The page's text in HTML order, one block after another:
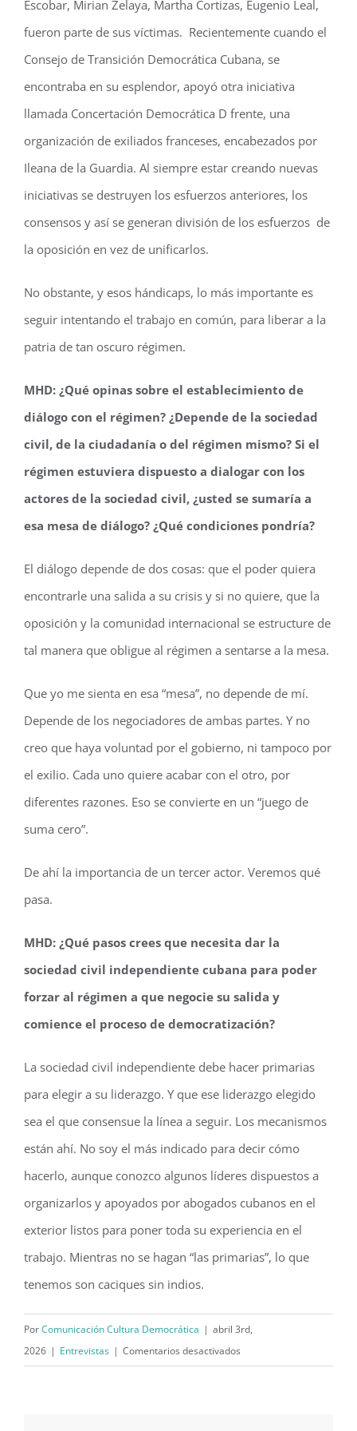
Escobar, Mirian Zelaya, Martha Cortizas, Eugenio Leal,
fueron parte de sus víctimas. Recientemente cuando el
Consejo de Transición Democrática Cubana, se
encontraba en su esplendor, apoyó otra iniciativa
llamada Concertación Democrática D frente, una
organización de exiliados franceses, encabezados por
Ileana de la Guardia. Al siempre estar creando nuevas
iniciativas se destruyen los esfuerzos anteriores, los
consensos y así se generan división de los esfuerzos de
la oposición en vez de unificarlos.
No obstante, y esos hándicaps, lo más importante es
seguir intentando el trabajo en común, para liberar a la
patria de tan oscuro régimen.
MHD: ¿Qué opinas sobre el establecimiento de
diálogo con el régimen? ¿Depende de la sociedad
civil, de la ciudadanía o del régimen mismo? Si el
régimen estuviera dispuesto a dialogar con los
actores de la sociedad civil, ¿usted se sumaría a
esa mesa de diálogo? ¿Qué condiciones pondría?
El diálogo depende de dos cosas: que el poder quiera
encontrarle una salida a su crisis y si no quiere, que la
oposición y la comunidad internacional se estructure de
tal manera que obligue al régimen a sentarse a la mesa.
Que yo me sienta en esa “mesa”, no depende de mí.
Depende de los negociadores de ambas partes. Y no
creo que haya voluntad por el gobierno, ni tampoco por
el exilio. Cada uno quiere acabar con el otro, por
diferentes razones. Eso se convierte en un “juego de
suma cero”.
De ahí la importancia de un tercer actor. Veremos qué
pasa.
MHD: ¿Qué pasos crees que necesita dar la
sociedad civil independiente cubana para poder
forzar al régimen a que negocie su salida y
comience el proceso de democratización?
La sociedad civil independiente debe hacer primarias
para elegir a su liderazgo. Y que ese liderazgo elegido
sea el que consensue la línea a seguir. Los mecanismos
están ahí. No soy el más indicado para decir cómo
hacerlo, aunque conozco algunos líderes dispuestos a
organizarlos y apoyados por abogados cubanos en el
exterior listos para poner toda su experiencia en el
trabajo. Mientras no se hagan “las primarias”, lo que
tenemos son caciques sin indios.
PorComunicación Cultura Democrática | abril 3rd,
2026 | Entrevistas | Comentarios desactivados